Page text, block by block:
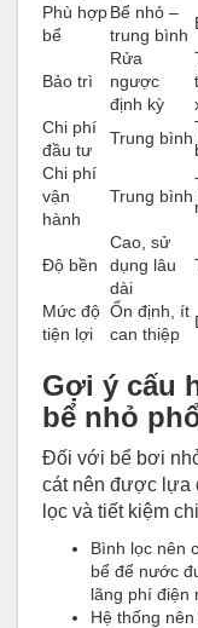
Phù hợp
bể
Bể nhỏ –
trung bình
Bảo trì
Rửa
ngược
định kỳ
Chi phí
đầu tư
Trung bình
Chi phí
vận
hành
Trung bình
Độ bền
Cao, sử
dụng lâu
dài
Mức độ
tiện lợi
Ổn định, ít
can thiệp
Gợi ý cấu
bể nhỏ
Đối với bể bơi
cát nên được lựa
lọc và tiết kiệm
Bình lọc nên
bể để nước
lãng phí điện
Hệ thống